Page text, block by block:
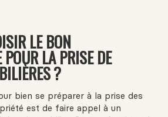
LE BON
LA PRISE DE
?
bien se préparer à la prise des
est de faire appel à un